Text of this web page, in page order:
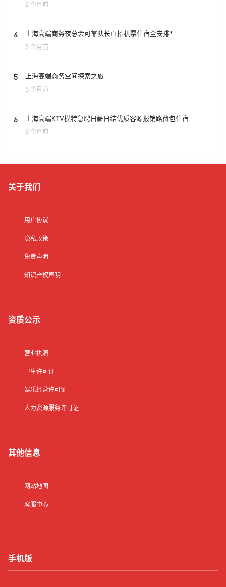
2 个月前
4 上海高端商务夜总会可靠队长直招机票住宿全安排*
7 个月前
5 上海高端商务空间探索之旅
5 个月前
6 上海高端KTV模特急聘日薪日结优质客源报销路费包住宿
6 个月前
关于我们
用户协议
隐私政策
免责声明
知识产权声明
资质公示
营业执照
卫生许可证
娱乐经营许可证
人力资源服务许可证
其他信息
网站地图
客服中心
手机版